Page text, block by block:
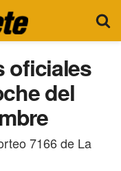
oficiales
del
7166 de La